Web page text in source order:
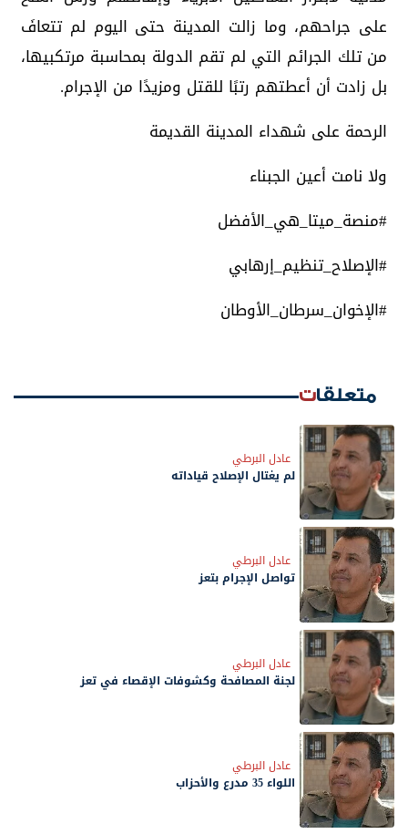
على جراحهم، وما زالت المدينة حتى اليوم لم تتعافَ
من تلك الجرائم التي لم تقم الدولة بمحاسبة مرتكبيها،
بل زادت أن أعطتهم رتبًا للقتل ومزيدًا من الإجرام.
الرحمة على شهداء المدينة القديمة
ولا نامت أعين الجبناء
#منصة_ميتا_هي_الأفضل
#الإصلاح_تنظيم_إرهابي
#الإخوان_سرطان_الأوطان
متعلقات
عادل البرطي
لم يغتال الإصلاح قياداته
عادل البرطي
تواصل الإجرام بتعز
عادل البرطي
لجنة المصافحة وكشوفات الإقصاء في تعز
عادل البرطي
اللواء 35 مدرع والأحزاب